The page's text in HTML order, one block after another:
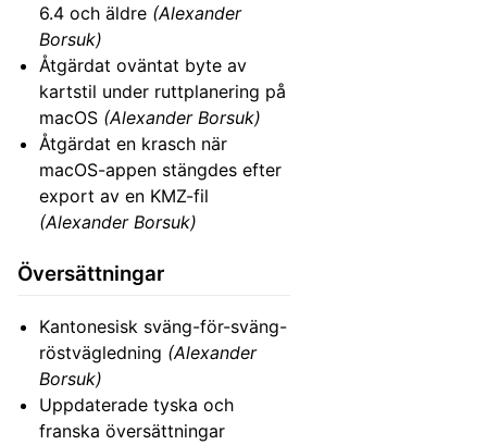
6.4 och äldre (Alexander
Borsuk)
Åtgärdat oväntat byte av
kartstil under ruttplanering på
macOS (Alexander Borsuk)
Åtgärdat en krasch när
macOS-appen stängdes efter
export av en KMZ-fil
(Alexander Borsuk)
Översättningar
Kantonesisk sväng-för-sväng-
röstvägledning (Alexander
Borsuk)
Uppdaterade tyska och
franska översättningar